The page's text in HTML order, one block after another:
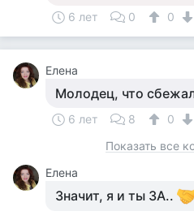
6 лет 0 0
Елена
Молодец, что
6 лет 8
0
Показать все
Елена
Значит, я и ты ЗА..